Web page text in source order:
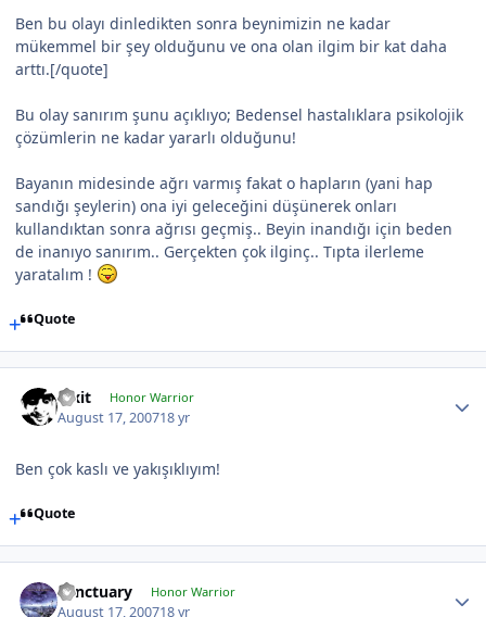
Ben bu olayı dinledikten sonra beynimizin ne kadar
mükemmel bir şey olduğunu ve ona olan ilgim bir kat daha
arttı.[/quote]
Bu olay sanırım şunu açıklıyo; Bedensel hastalıklara psikolojik
çözümlerin ne kadar yararlı olduğunu!
Bayanın midesinde ağrı varmış fakat o hapların (yani hap
sandığı şeylerin) ona iyi geleceğini düşünerek onları
kullandıktan sonra ağrısı geçmiş.. Beyin inandığı için beden
de inanıyo sanırım.. Gerçekten çok ilginç.. Tıpta ilerleme
yaratalım !
Quote
Pixit Honor Warrior
August 17, 200718 yr
Ben çok kaslı ve yakışıklıyım!
Quote
Sanctuary Honor Warrior
August 17, 200718 yr